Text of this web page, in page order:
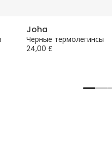
Joha
Черные термолегинсы
24,00 £